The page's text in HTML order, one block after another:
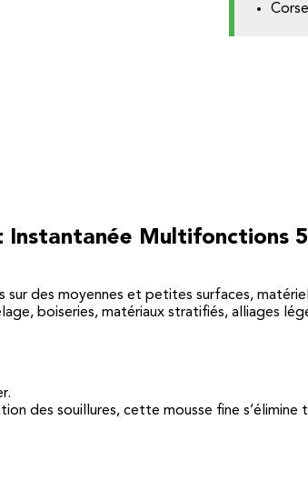
Multifonctions
des moyennes et petites surfaces,
boiseries, matériaux stratifiés, alliages
des souillures, cette mousse fine s’élimine